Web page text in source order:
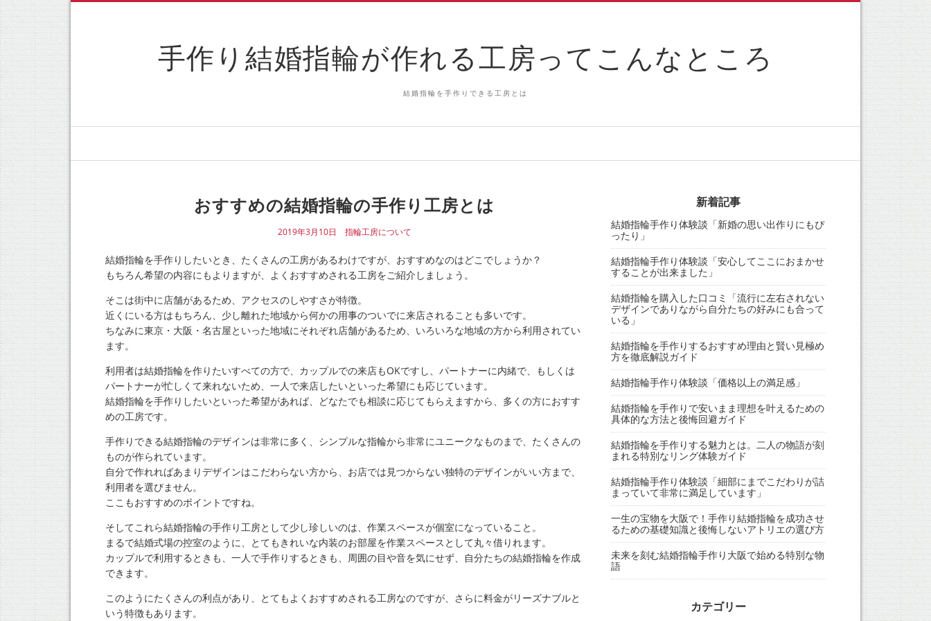
手作り結婚指輪が作れる工房ってこんなところ
結婚指輪を手作りできる工房とは
おすすめの結婚指輪の手作り工房とは
2019年3月10日 指輪工房について
結婚指輪を手作りしたいとき、たくさんの工房があるわけですが、おすすめなのはどこでしょうか？
もちろん希望の内容にもよりますが、よくおすすめされる工房をご紹介しましょう。
そこは街中に店舗があるため、アクセスのしやすさが特徴。
近くにいる方はもちろん、少し離れた地域から何かの用事のついでに来店されることも多いです。
ちなみに東京・大阪・名古屋といった地域にそれぞれ店舗があるため、いろいろな地域の方から利用されてい
ます。
利用者は結婚指輪を作りたいすべての方で、カップルでの来店もOKですし、パートナーに内緒で、もしくは
パートナーが忙しくて来れないため、一人で来店したいといった希望にも応じています。
結婚指輪を手作りしたいといった希望があれば、どなたでも相談に応じてもらえますから、多くの方におすす
めの工房です。
手作りできる結婚指輪のデザインは非常に多く、シンプルな指輪から非常にユニークなものまで、たくさんの
ものが作られています。
自分で作れればあまりデザインはこだわらない方から、お店では見つからない独特のデザインがいい方まで、
利用者を選びません。
ここもおすすめのポイントですね。
そしてこれら結婚指輪の手作り工房として少し珍しいのは、作業スペースが個室になっていること。
まるで結婚式場の控室のように、とてもきれいな内装のお部屋を作業スペースとして丸々借りれます。
カップルで利用するときも、一人で手作りするときも、周囲の目や音を気にせず、自分たちの結婚指輪を作成
できます。
このようにたくさんの利点があり、とてもよくおすすめされる工房なのですが、さらに料金がリーズナブルと
いう特徴もあります。
新着記事
結婚指輪手作り体験談「新婚の思い出作りにもぴ
ったり」
結婚指輪手作り体験談「安心してここにおまかせ
することが出来ました」
結婚指輪を購入した口コミ「流行に左右されない
デザインでありながら自分たちの好みにも合って
いる」
結婚指輪を手作りするおすすめ理由と賢い見極め
方を徹底解説ガイド
結婚指輪手作り体験談「価格以上の満足感」
結婚指輪を手作りで安いまま理想を叶えるための
具体的な方法と後悔回避ガイド
結婚指輪を手作りする魅力とは。二人の物語が刻
まれる特別なリング体験ガイド
結婚指輪手作り体験談「細部にまでこだわりが詰
まっていて非常に満足しています」
一生の宝物を大阪で！手作り結婚指輪を成功させ
るための基礎知識と後悔しないアトリエの選び方
未来を刻む結婚指輪手作り大阪で始める特別な物
語
カテゴリー